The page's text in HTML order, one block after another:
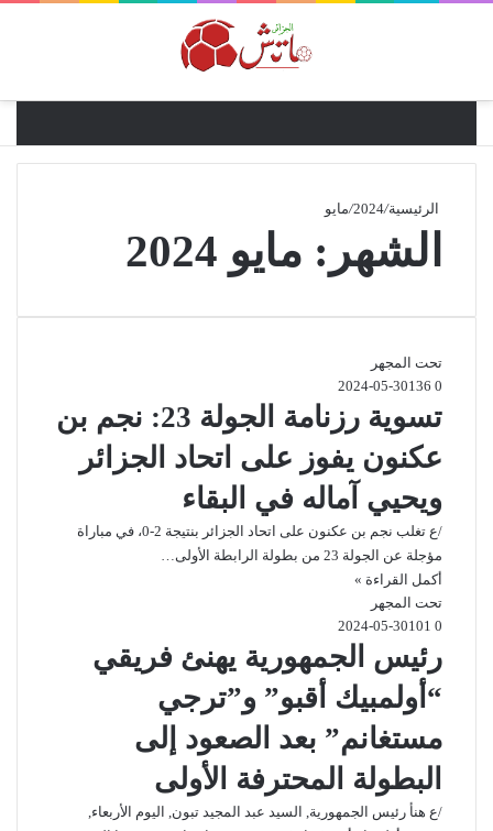
الرئيسية/
2024
/مايو
الشهر: مايو 2024
تحت المجهر
2024-05-30
0
تسوية رزنامة الجولة 23: نجم بن
عكنون يفوز على اتحاد الجزائر
ويحيي آماله في البقاء
/ع تغلب نجم بن عكنون على اتحاد الجزائر بنتيجة 2-0، في مباراة
مؤجلة عن الجولة 23 من بطولة الرابطة الأولى…
أكمل القراءة »
تحت المجهر
2024-05-30
0
رئيس الجمهورية يهنئ فريقي
“أولمبيك أقبو” و”ترجي
مستغانم” بعد الصعود إلى
البطولة المحترفة الأولى
/ع هنأ رئيس الجمهورية, السيد عبد المجيد تبون, اليوم الأربعاء,